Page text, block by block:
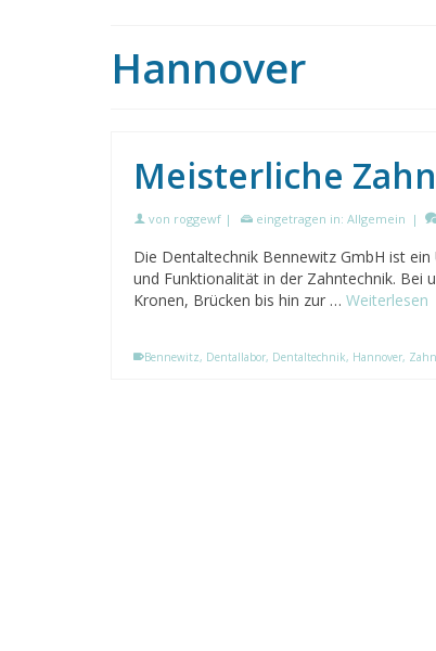
Hannover
Meisterliche
von roggewf | eingetragen in: Allgemein |
Die Dentaltechnik Bennewitz GmbH ist
und Funktionalität in der Zahntechnik. Bei
Kronen, Brücken bis hin zur … Weiterlesen
Bennewitz, Dentallabor, Dentaltechnik, Hannover,